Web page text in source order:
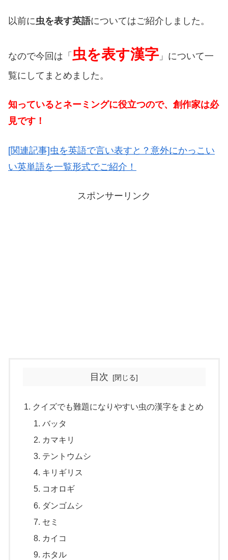
以前に虫を表す英語についてはご紹介しました。
なので今回は「 虫を表す漢字 」について一
覧にしてまとめました。
知っているとネーミングに役立つので、創作家は必
見です！
[関連記事]虫を英語で言い表すと？意外にかっこい
い英単語を一覧形式でご紹介！
スポンサーリンク
目次
クイズでも難題になりやすい虫の漢字をまとめ
バッタ
カマキリ
テントウムシ
キリギリス
コオロギ
ダンゴムシ
セミ
カイコ
ホタル